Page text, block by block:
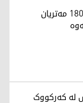
ئەوانەی لە کفری زەوی 180 مەتریان
کەرکووک